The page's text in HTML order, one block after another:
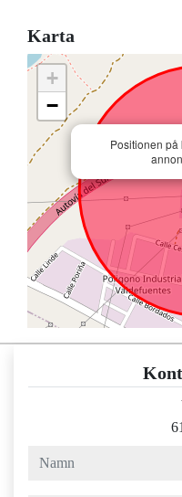
Karta
Positionen
+
−
namn